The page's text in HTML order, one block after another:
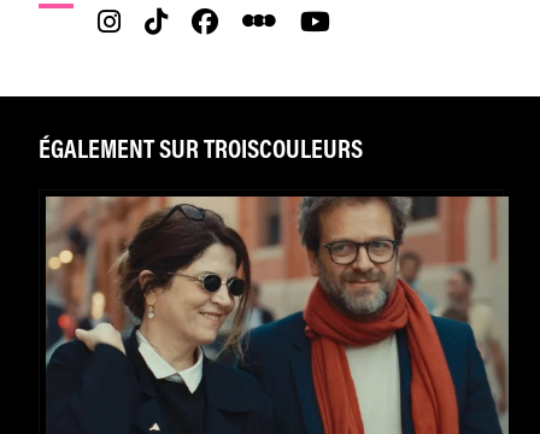
ÉGALEMENT SUR TROISCOULEURS